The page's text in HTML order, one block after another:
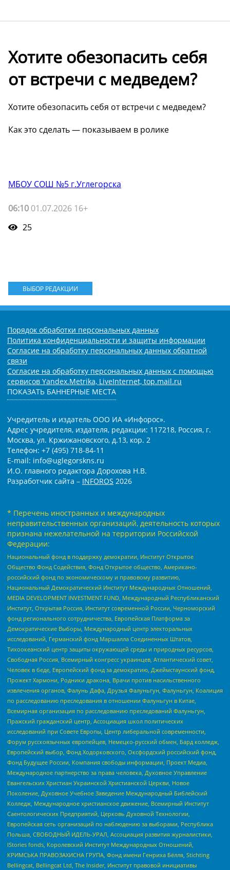
Хотите обезопасить себя
от встречи с медведем?
Хотите обезопасить себя от встречи с медведем?
Как это сделать — показываем в ролике
МБОУ СОШ №5 г.Углегорска
06:10 01.07.2026 16+
25
ВЫБОР РЕДАКЦИИ
Порядок обработки персональных данных
Политика конфиденциальности и защиты информации
Согласие на обработку персональных данных обратной
связи
Согласие на обработку персональных данных с помощью
сервисов Yandex.Metrika, LiveInternet, top.mail.ru
ПОКАЗАТЬ БАННЕРНЫЕ МЕСТА
Учредитель и издатель ООО ИА «Инфорос».
Адрес учредителя, издателя, редакции: 117218, Россия, г.
Москва, ул. Кржижановского, д.13, кор. 2
Телефон: +7 (495) 718-84-11
E-mail: info@uglegorskns.ru
И.О. главного редактора Дорохова Н.В.
Разработчик сайта – INFOROS 2026
* Перечень иностранных и международных
неправительственных организаций, деятельность которых
признана нежелательной на территории Российской
Федерации:
Национальный фонд в поддержку демократии, Институт Открытое
Общество Фонд Содействия, Фонд Открытое общество, Американо-
российский фонд по экономическому и правовому развитию,
Национальный Демократический Институт Международных Отношений,
MEDIA DEVELOPMENT INVESTMENT FUND, Международный Республиканский
Институт, Открытая Россия, Институт современной России, Черноморский
фонд регионального сотрудничества, Европейская Платформа за
Демократические Выборы, Международный центр электоральных
исследований, Германский фонд Маршалла Соединенных Штатов,
Тихоокеанский центр защиты окружающей среды и природных ресурсов,
Свободная Россия, Всемирный конгресс украинцев, Атлантический совет,
Человек в беде, Европейский фонд за демократию, Джеймстаунский фонд,
Прожект Хармони, Родники дракона, Врачи против насильственного
извлечения органов, Фалунь Дафа, Друзья Фалуньгун, Фалуньгун, Коалиция
по расследованию преследования в отношении Фалуньгун в Китае,
Всемирная организация по расследованию преследований Фалуньгун,
Пражский гражданский центр, Ассоциация школ политических
исследований при Совете Европы, Центр либеральной современности,
Форум русскоязычных европейцев, Немецко-русский обмен, Бард колледж,
Европейский выбор, Фонд Ходорковского, Оксфордский российский фонд,
Фонд Будущее России, Компания свободы информации, Проект Медиа,
Международное партнерство за права человека, Духовное Управление
Евангельских Христиан Украинской Христианской Церкви, Новое
Поколение, Духовное Учебное Заведение Международный Библейский
Колледж, Международное христианское движение, Всемирный Институт
Саентологических Предприятий, Церковь Духовной Технологии,
Европейская сеть организаций по наблюдению за выборами, Республика
Польша, СВОБОДНЫЙ ИДЕЛЬ-УРАЛ, Ассоциация развития журналистики,
IStories fonds, Королевский Институт Международных Отношений,
КРИМСЬКА ПРАВОЗАХИСНА ГРУПА, Фонд имени Генриха Бёлля, Stichting
Bellingcat, Bellingcat Ltd, The Insider, Институт правовой инициативы